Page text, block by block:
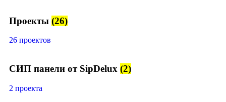
Проекты (26)
26 проектов
СИП панели от SipDelux (2)
2 проекта